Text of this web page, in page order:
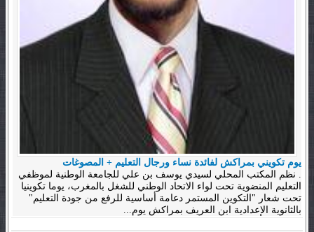
يوم تكويني بمراكش لفائدة نساء ورجال التعليم + المصوغات
. نظم المكتب المحلي لسيدي يوسف بن علي للجامعة الوطنية لموظفي
التعليم المنضوية تحت لواء الاتحاد الوطني للشغل بالمغرب، يوما تكوينيا
تحت شعار "التكوين المستمر دعامة أساسية للرفع من جودة التعليم"
بالثانوية الإعدادية ابن العريف بمراكش يوم...